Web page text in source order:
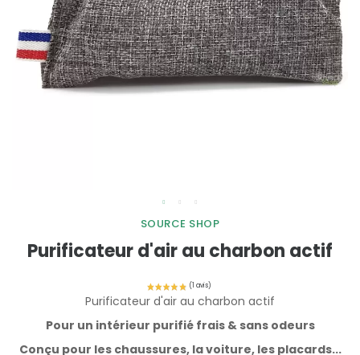
SOURCE SHOP
Purificateur d'air au charbon actif
Purificateur d'air au charbon actif
Pour un intérieur purifié frais & sans odeurs
Conçu pour les chaussures, la voiture, les placards...